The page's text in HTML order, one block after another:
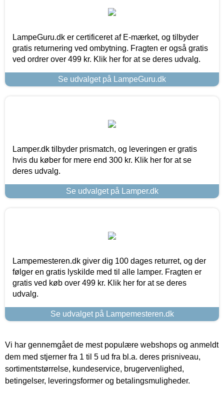
LampeGuru.dk er certificeret af E-mærket, og tilbyder
gratis returnering ved ombytning. Fragten er også gratis
ved ordrer over 499 kr. Klik her for at se deres udvalg.
Se udvalget på LampeGuru.dk
Lamper.dk tilbyder prismatch, og leveringen er gratis
hvis du køber for mere end 300 kr. Klik her for at se
deres udvalg.
Se udvalget på Lamper.dk
Lampemesteren.dk giver dig 100 dages returret, og der
følger en gratis lyskilde med til alle lamper. Fragten er
gratis ved køb over 499 kr. Klik her for at se deres
udvalg.
Se udvalget på Lampemesteren.dk
Vi har gennemgået de mest populære webshops og anmeldt
dem med stjerner fra 1 til 5 ud fra bl.a. deres prisniveau,
sortimentstørrelse, kundeservice, brugervenlighed,
betingelser, leveringsformer og betalingsmuligheder.